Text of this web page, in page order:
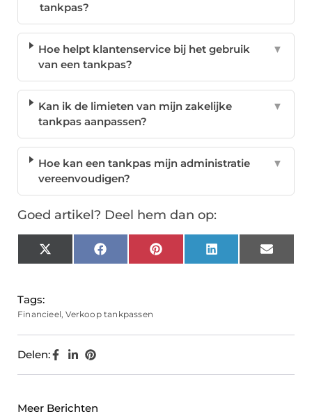
tankpas?
Hoe helpt klantenservice bij het gebruik
van een tankpas?
▼
Kan ik de limieten van mijn zakelijke
tankpas aanpassen?
▼
Hoe kan een tankpas mijn administratie
vereenvoudigen?
▼
Goed artikel? Deel hem dan op:
X
(Twitter)
FacebookPinterest LinkedIn Email
Tags:
Financieel,Verkoop tankpassen
Delen:
Meer Berichten